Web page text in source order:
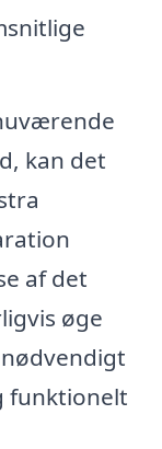
kan det
af det
øge
funktionelt